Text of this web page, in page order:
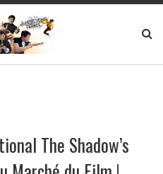
The Shadow’s